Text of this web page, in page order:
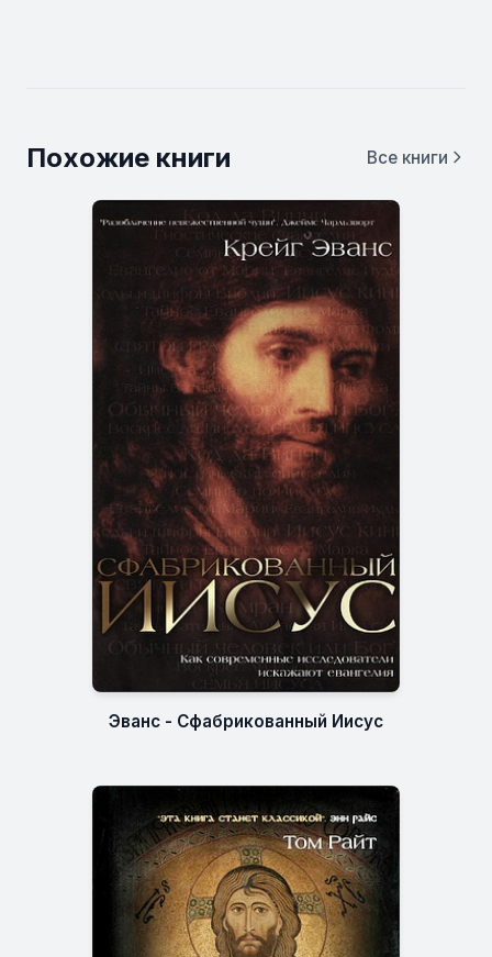
Похожие книги Все книги
Эванс - Сфабрикованный Иисус